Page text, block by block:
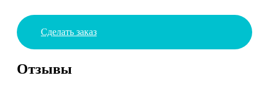
Сделать заказ
Отзывы